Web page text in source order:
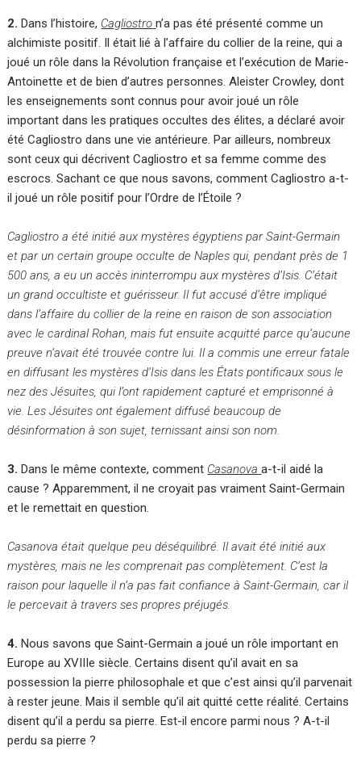
2. Dans l’histoire, Cagliostro n’a pas été présenté comme un
alchimiste positif. Il était lié à l’affaire du collier de la reine, qui a
joué un rôle dans la Révolution française et l’exécution de Marie-
Antoinette et de bien d’autres personnes. Aleister Crowley, dont
les enseignements sont connus pour avoir joué un rôle
important dans les pratiques occultes des élites, a déclaré avoir
été Cagliostro dans une vie antérieure. Par ailleurs, nombreux
sont ceux qui décrivent Cagliostro et sa femme comme des
escrocs. Sachant ce que nous savons, comment Cagliostro a-t-
il joué un rôle positif pour l’Ordre de l’Étoile ?
Cagliostro a été initié aux mystères égyptiens par Saint-Germain
et par un certain groupe occulte de Naples qui, pendant près de 1
500 ans, a eu un accès ininterrompu aux mystères d’Isis. C’était
un grand occultiste et guérisseur. Il fut accusé d’être impliqué
dans l’affaire du collier de la reine en raison de son association
avec le cardinal Rohan, mais fut ensuite acquitté parce qu’aucune
preuve n’avait été trouvée contre lui. Il a commis une erreur fatale
en diffusant les mystères d’Isis dans les États pontificaux sous le
nez des Jésuites, qui l’ont rapidement capturé et emprisonné à
vie. Les Jésuites ont également diffusé beaucoup de
désinformation à son sujet, ternissant ainsi son nom.
3. Dans le même contexte, comment Casanova a-t-il aidé la
cause ? Apparemment, il ne croyait pas vraiment Saint-Germain
et le remettait en question.
Casanova était quelque peu déséquilibré. Il avait été initié aux
mystères, mais ne les comprenait pas complètement. C’est la
raison pour laquelle il n’a pas fait confiance à Saint-Germain, car il
le percevait à travers ses propres préjugés.
4. Nous savons que Saint-Germain a joué un rôle important en
Europe au XVIIIe siècle. Certains disent qu’il avait en sa
possession la pierre philosophale et que c’est ainsi qu’il parvenait
à rester jeune. Mais il semble qu’il ait quitté cette réalité. Certains
disent qu’il a perdu sa pierre. Est-il encore parmi nous ? A-t-il
perdu sa pierre ?